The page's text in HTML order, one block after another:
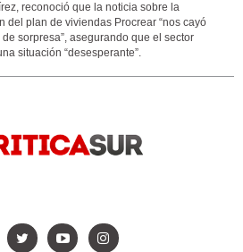
reconoció que la noticia sobre la
del plan de viviendas Procrear “nos cayó
sorpresa”, asegurando que el sector
situación “desesperante”.